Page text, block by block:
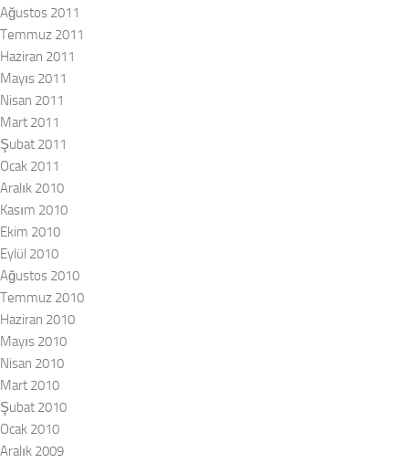
Ağustos 2011
Temmuz 2011
Haziran 2011
Mayıs 2011
Nisan 2011
Mart 2011
Şubat 2011
Ocak 2011
Aralık 2010
Kasım 2010
Ekim 2010
Eylül 2010
Ağustos 2010
Temmuz 2010
Haziran 2010
Mayıs 2010
Nisan 2010
Mart 2010
Şubat 2010
Ocak 2010
Aralık 2009